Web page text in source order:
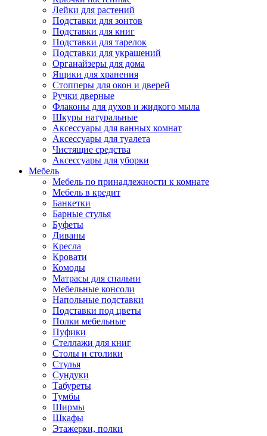
Лейки для растений
Подставки для зонтов
Подставки для книг
Подставки для тарелок
Подставки для украшений
Органайзеры для дома
Ящики для хранения
Стопперы для окон и дверей
Ручки дверные
Флаконы для духов и жидкого мыла
Шкуры натуральные
Аксессуары для ванных комнат
Аксессуары для туалета
Чистящие средства
Аксессуары для уборки
Мебель
Мебель по принадлежности к комнате
Мебель в кредит
Банкетки
Барные стулья
Буфеты
Диваны
Кресла
Кровати
Комоды
Матрасы для спальни
Мебельные консоли
Напольные подставки
Подставки под цветы
Полки мебельные
Пуфики
Стеллажи для книг
Столы и столики
Стулья
Сундуки
Табуреты
Тумбы
Ширмы
Шкафы
Этажерки, полки